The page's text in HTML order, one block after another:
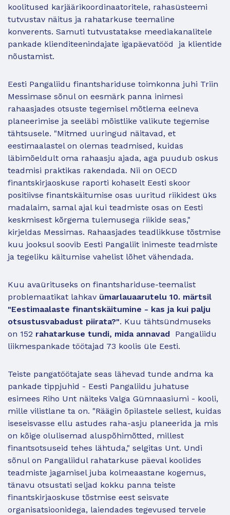
koolitused karjäärikoordinaatoritele, rahasüsteemi
tutvustav näitus ja rahatarkuse teemaline
konverents. Samuti tutvustatakse meediakanalitele
pankade klienditeenindajate igapäevatööd ja klientide
nõustamist.
Eesti Pangaliidu finantshariduse toimkonna juhi Triin
Messimase sõnul on eesmärk panna inimesi
rahaasjades otsuste tegemisel mõtlema eelneva
planeerimise ja seeläbi mõistlike valikute tegemise
tähtsusele. "Mitmed uuringud näitavad, et
eestimaalastel on olemas teadmised, kuidas
läbimõeldult oma rahaasju ajada, aga puudub oskus
teadmisi praktikas rakendada. Nii on OECD
finantskirjaoskuse raporti kohaselt Eesti skoor
positiivse finantskäitumise osas uuritud riikidest üks
madalaim, samal ajal kui teadmiste osas on Eesti
keskmisest kõrgema tulemusega riikide seas,"
kirjeldas Messimas. Rahaasjades teadlikkuse tõstmise
kuu jooksul soovib Eesti Pangaliit inimeste teadmiste
ja tegeliku käitumise vahelist lõhet vähendada.
Kuu avaürituseks on finantshariduse-teemalist
problemaatikat lahkav ümarlauaarutelu 10. märtsil
"Eestimaalaste finantskäitumine - kas ja kui palju
otsustusvabadust piirata?". Kuu tähtsündmuseks
on 152 rahatarkuse tundi, mida annavad Pangaliidu
liikmespankade töötajad 73 koolis üle Eesti.
Teiste pangatöötajate seas lähevad tunde andma ka
pankade tippjuhid - Eesti Pangaliidu juhatuse
esimees Riho Unt näiteks Valga Gümnaasiumi - kooli,
mille vilistlane ta on. "Räägin õpilastele sellest, kuidas
iseseisvasse ellu astudes raha-asju planeerida ja mis
on kõige olulisemad aluspõhimõtted, millest
finantsotsuseid tehes lähtuda," selgitas Unt. Undi
sõnul on Pangaliidul rahatarkuse päeval koolides
teadmiste jagamisel juba kolmeaastane kogemus,
tänavu otsustati seljad kokku panna teiste
finantskirjaoskuse tõstmise eest seisvate
organisatsioonidega, laiendades tegevused tervele